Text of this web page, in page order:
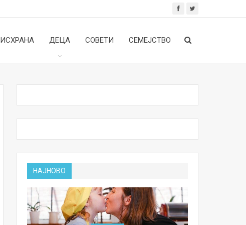
ИСХРАНА ДЕЦА СОВЕТИ СЕМЕЈСТВО
НАЈНОВО